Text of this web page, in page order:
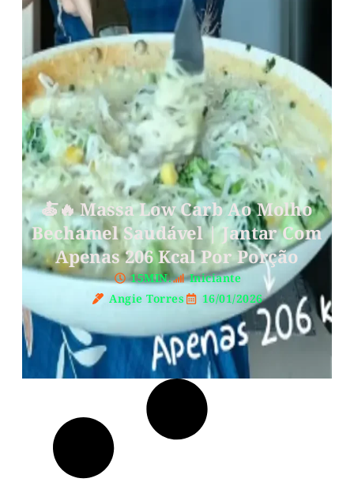
🍝🔥 Massa Low Carb Ao Molho
Bechamel Saudável | Jantar Com
Apenas 206 Kcal Por Porção
15MIN.
Iniciante
Angie Torres
16/01/2026